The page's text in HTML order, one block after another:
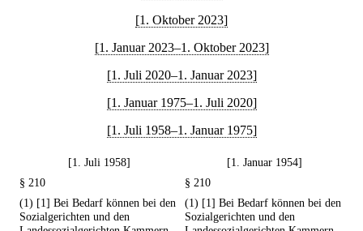
[1. Oktober 2023]
[1. Januar 2023–1. Oktober 2023]
[1. Juli 2020–1. Januar 2023]
[1. Januar 1975–1. Juli 2020]
[1. Juli 1958–1. Januar 1975]
[1. Juli 1958]
[1. Januar 1954]
§ 210
§ 210
(1) [1] Bei Bedarf können bei den
Sozialgerichten und den
(1) [1] Bei Bedarf können bei den
Sozialgerichten und den